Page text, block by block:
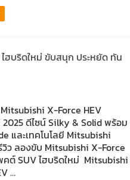
ฮบริดใหม่ ขับสนุก ประหยัด ทัน
X-Force HEV
ดีไซน์ Silky & Solid พร้อม
และเทคโนโลยี Mitsubishi
วิว ลองขับ Mitsubishi X-Force
ต์ SUV ไฮบริดใหม่ Mitsubishi
…